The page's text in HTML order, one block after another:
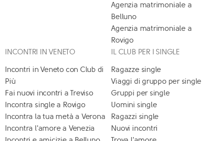
Agenzia matrimoniale a
Belluno
Agenzia matrimoniale a
Rovigo
INCONTRI IN VENETO
Incontri in Veneto con Club di
Più
Fai nuovi incontri a Treviso
Incontra single a Rovigo
Incontra la tua metà a Verona
Incontra l'amore a Venezia
IL CLUB PER I SINGLE
Ragazze single
Viaggi di gruppo per single
Gruppi per single
Uomini single
Ragazzi single
Nuovi incontri